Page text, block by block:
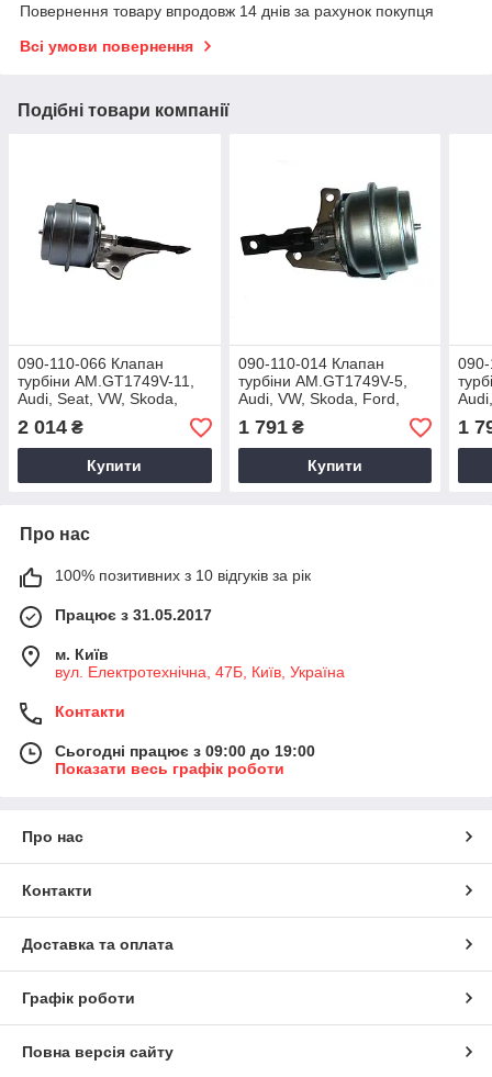
Повернення товару впродовж 14 днів за рахунок покупця
Всі умови повернення
Подібні товари компанії
090-110-066 Клапан
турбіни AM.GT1749V-11,
Audi, Seat, VW, Skoda,
1.9D
2 014 ₴
Купити
090-110-014 Клапан
турбіни AM.GT1749V-5,
Audi, VW, Skoda, Ford,
Seat, 1.9D
1 791₴
Купити
1
Про нас
100% позитивних з 10 відгуків за рік
Працює з 31.05.2017
м. Київ
вул. Електротехнічна, 47Б, Київ, Україна
Контакти
Сьогодні працює з 09:00 до 19:00
Показати весь графік роботи
Про нас
Контакти
Доставка та оплата
Графік роботи
Повна версія сайту